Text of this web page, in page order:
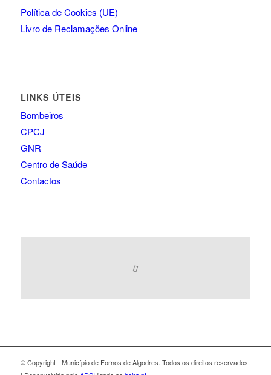
Política de Cookies (UE)
Livro de Reclamações Online
LINKS ÚTEIS
Bombeiros
CPCJ
GNR
Centro de Saúde
Contactos
© Copyright - Município de Fornos de Algodres. Todos os direitos reservados.